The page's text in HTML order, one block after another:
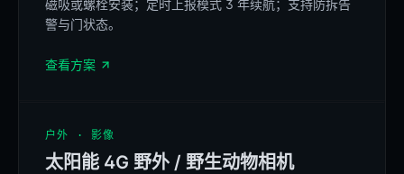
AT-200 · Cat.1 bis
磁吸或螺栓安装；定时上报模式 3 年续航；支持防拆告
警与门状态。
查看方案
户外 · 影像
太阳能 4G 野外 / 野生动物相机